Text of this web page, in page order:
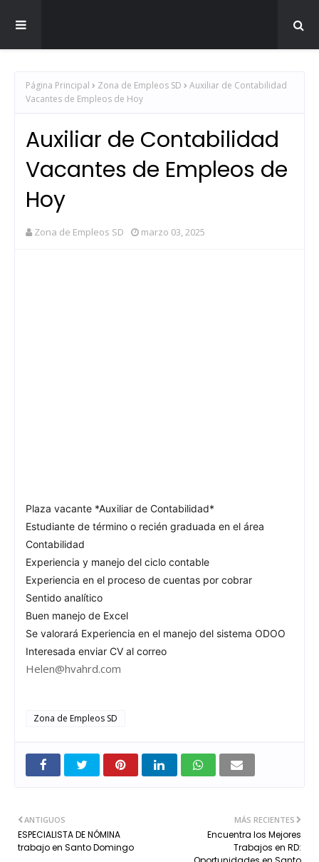
Página Principal Zona de Empleos SD
Auxiliar de Contabilidad
Vacantes de Empleos de Hoy
Auxiliar de Contabilidad
Vacantes de Empleos de
Hoy
Zona de Empleos SD marzo 03, 2025
Plaza vacante *Auxiliar de Contabilidad*
Estudiante de término o recién graduada en el área
Contabilidad
Experiencia y manejo del ciclo contable
Experiencia en el proceso de cuentas por cobrar
Sentido analítico
Buen manejo de Excel
Se valorará Experiencia en el manejo del sistema ODOO
Interesada enviar CV al correo
Helen@hvahrd.com
Zona de Empleos SD
MÁS RECIENTES
Encuentra los Mejores
Trabajos en RD:
ANTIGUOS
ESPECIALISTA DE NÓMINA
trabajo en Santo Domingo